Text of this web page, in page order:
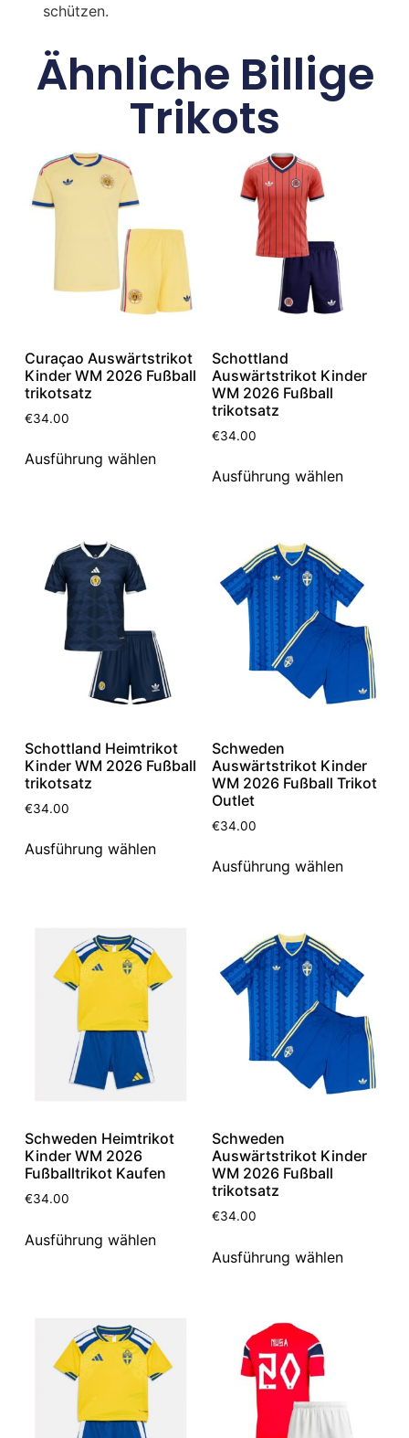
schützen.
Ähnliche Billige
Trikots
Curaçao Auswärtstrikot
Kinder WM 2026 Fußball
trikotsatz
€34.00
Ausführung wählen
Schottland
Auswärtstrikot Kinder
WM 2026 Fußball
trikotsatz
€34.00
Ausführung wählen
Schottland Heimtrikot
Kinder WM 2026 Fußball
trikotsatz
€34.00
Ausführung wählen
Schweden
Auswärtstrikot Kinder
WM 2026 Fußball Trikot
Outlet
€34.00
Ausführung wählen
Schweden Heimtrikot
Kinder WM 2026
Fußballtrikot Kaufen
€34.00
Ausführung wählen
Schweden
Auswärtstrikot Kinder
WM 2026 Fußball
trikotsatz
€34.00
Ausführung wählen